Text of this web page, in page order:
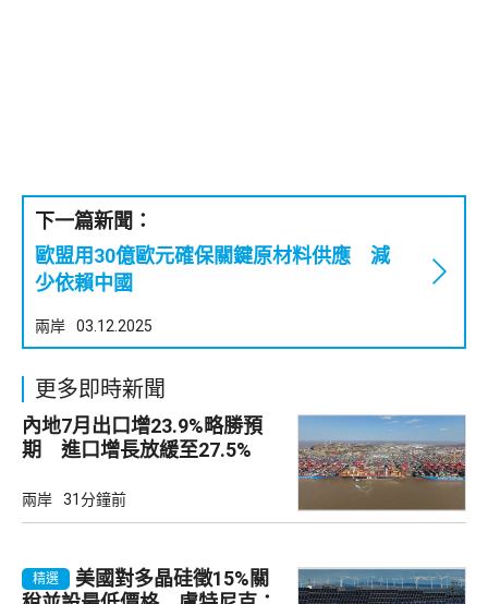
下一篇新聞：
歐盟用30億歐元確保關鍵原材料供應 減
少依賴中國
兩岸 03.12.2025
更多即時新聞
內地7月出口增23.9%略勝預
期 進口增長放緩至27.5%
兩岸 31分鐘前
精選
美國對多晶硅徵15%關